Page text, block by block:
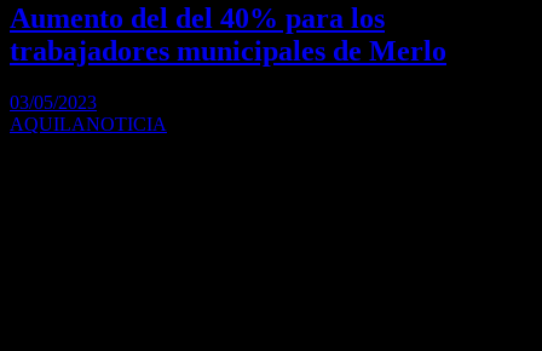
Aumento del del 40% para los
trabajadores municipales de Merlo
03/05/2023
AQUILANOTICIA